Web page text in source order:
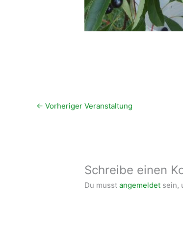
← Vorheriger Veranstaltung
Schreibe einen
Du musstangemeldet sein,